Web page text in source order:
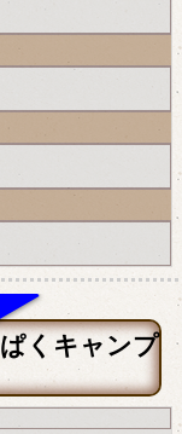
くキャンプ